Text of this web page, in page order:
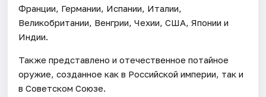
Франции, Германии, Испании, Италии,
Великобритании, Венгрии, Чехии, США, Японии и
Индии.
Также представлено и отечественное потайное
оружие, созданное как в Российской империи, так и
в Советском Союзе.